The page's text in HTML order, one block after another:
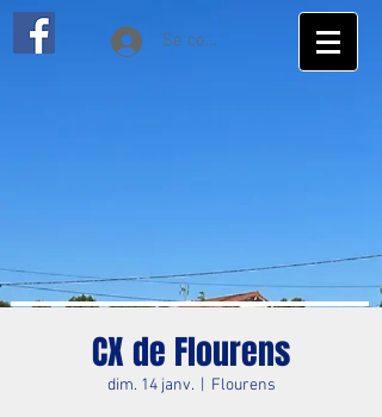
Se connecter
CX de Flourens
dim. 14 janv.
  |
Flourens